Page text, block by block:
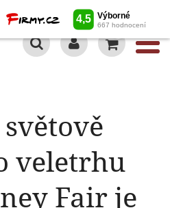
veletrhu
Fair je